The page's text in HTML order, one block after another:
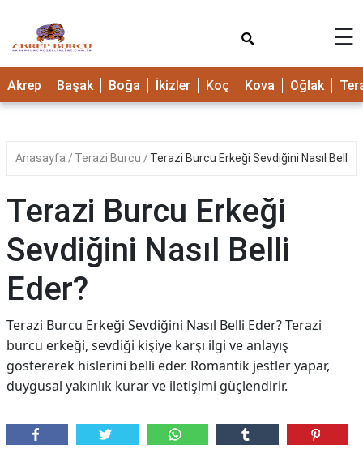
☰
Akrep Başak Boğa İkizler Koç Kova Oğlak
Anasayfa Terazi Burcu Terazi Burcu Erkeği Sevdiğini Nasıl Belli
Terazi Burcu Erkeği
Sevdiğini Nasıl Belli
Eder?
Terazi Burcu Erkeği Sevdiğini Nasıl Belli Eder? Terazi
burcu erkeği, sevdiği kişiye karşı ilgi ve anlayış
göstererek hislerini belli eder. Romantik jestler yapar,
duygusal yakınlık kurar ve iletişimi güçlendirir.